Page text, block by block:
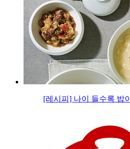
[레시피] 나이 들수록 밥